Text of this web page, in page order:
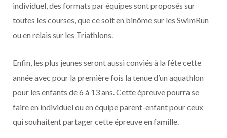
individuel, des formats par équipes sont proposés sur
toutes les courses, que ce soit en binôme sur les SwimRun
ou en relais sur les Triathlons.
Enfin, les plus jeunes seront aussi conviés à la fête cette
année avec pour la première fois la tenue d’un aquathlon
pour les enfants de 6 à 13 ans. Cette épreuve pourra se
faire en individuel ou en équipe parent-enfant pour ceux
qui souhaitent partager cette épreuve en famille.